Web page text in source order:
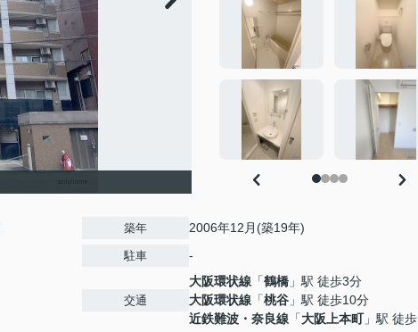
築年 2006年12月(築19年)
駐車 -
交通
大阪環状線 「鶴橋 」駅 徒歩3分
大阪環状線 「桃谷 」駅 徒歩10分
近鉄難波・奈良線 「大阪上本町」駅 徒